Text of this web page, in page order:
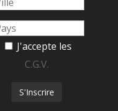
J'accepte les
C.G.V.